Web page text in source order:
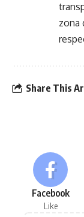
zona
Share This
Facebook
Like